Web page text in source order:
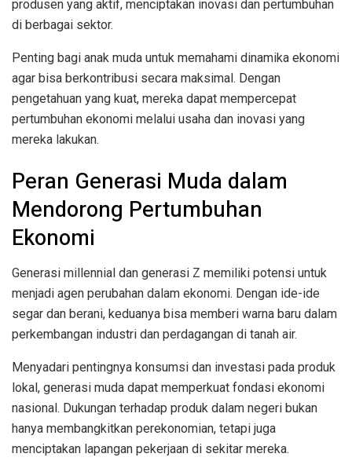
produsen yang aktif, menciptakan inovasi dan pertumbuhan
di berbagai sektor.
Penting bagi anak muda untuk memahami dinamika ekonomi
agar bisa berkontribusi secara maksimal. Dengan
pengetahuan yang kuat, mereka dapat mempercepat
pertumbuhan ekonomi melalui usaha dan inovasi yang
mereka lakukan.
Peran Generasi Muda dalam
Mendorong Pertumbuhan
Ekonomi
Generasi millennial dan generasi Z memiliki potensi untuk
menjadi agen perubahan dalam ekonomi. Dengan ide-ide
segar dan berani, keduanya bisa memberi warna baru dalam
perkembangan industri dan perdagangan di tanah air.
Menyadari pentingnya konsumsi dan investasi pada produk
lokal, generasi muda dapat memperkuat fondasi ekonomi
nasional. Dukungan terhadap produk dalam negeri bukan
hanya membangkitkan perekonomian, tetapi juga
menciptakan lapangan pekerjaan di sekitar mereka.